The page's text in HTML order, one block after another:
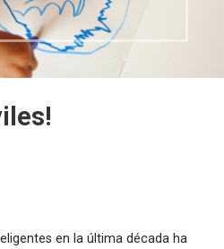
en la última década ha